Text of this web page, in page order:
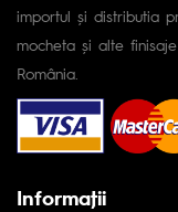
importul și distributia
mocheta și alte
România.
Informaţii